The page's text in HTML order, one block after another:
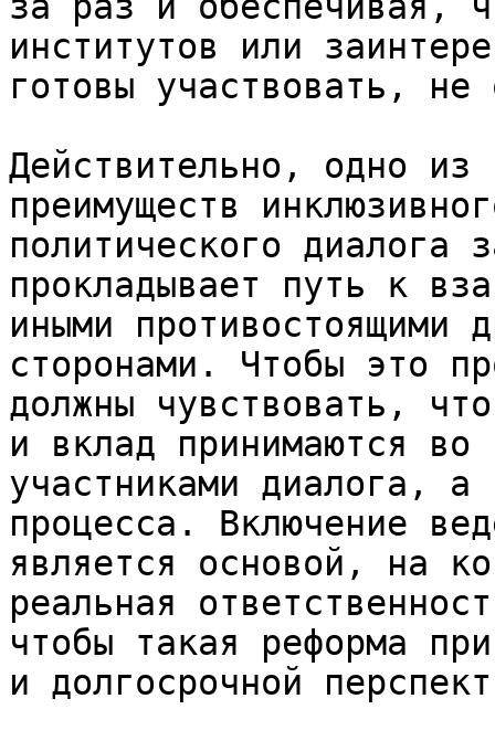
институтов или
готовы участвовать,
Действительно, одно из
преимуществ
политического диалога
прокладывает путь к
иными противостоящими
сторонами. Чтобы это
должны чувствовать,
и вклад принимаются во
участниками диалога, а
процесса. Включение
является основой, на
реальная
чтобы такая реформа
и долгосрочной